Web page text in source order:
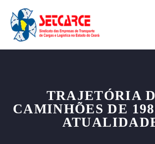
TRAJETÓRIA
CAMINHÕES DE